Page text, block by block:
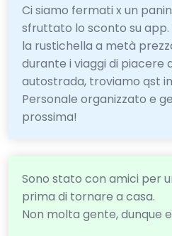
Ci siamo fermati x un
sfruttato lo sconto su
la rustichella a metà
durante i viaggi di piacere
autostrada, troviamo qst
Personale organizzato e
prossima!
Sono stato con amici per
prima di tornare a casa.
Non molta gente, dunque